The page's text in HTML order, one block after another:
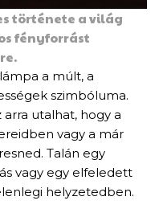
története a világ
fényforrást
a múlt, a
szimbóluma.
utalhat, hogy a
vagy a már
Talán egy
vagy egy elfeledett
helyzetedben.